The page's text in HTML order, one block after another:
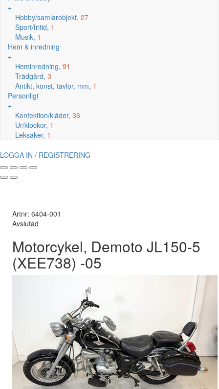
+
Hobby/samlarobjekt, 27
Sport/fritid, 1
Musik, 1
Hem & inredning
+
Heminredning, 91
Trädgård, 3
Antikt, konst, tavlor, mm, 1
Personligt
+
Konfektion/kläder, 36
Ur/klockor, 1
Leksaker, 1
LOGGA IN / REGISTRERING
Artnr: 6404-001
Avslutad
Motorcykel, Demoto JL150-5
(XEE738) -05